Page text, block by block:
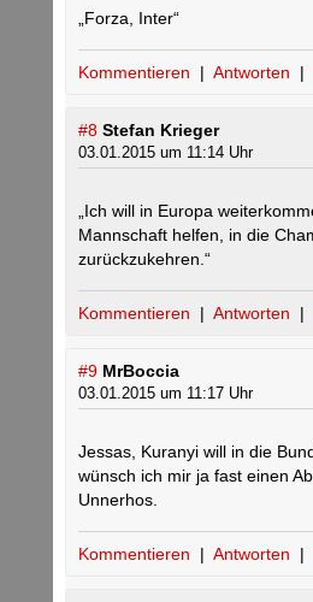
„Forza, Inter“
Kommentieren | Antworten |
#8 Stefan Krieger
03.01.2015 um 11:14 Uhr
„Ich will in Europa
Mannschaft helfen, in die
zurückzukehren.“
Kommentieren | Antworten |
#9 MrBoccia
03.01.2015 um 11:17 Uhr
Jessas, Kuranyi will in die
wünsch ich mir ja fast einen
Unnerhos.
Kommentieren | Antworten |